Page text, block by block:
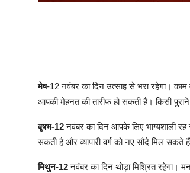
मेष-12 नवंबर का दिन उत्साह से भरा रहेगा।
आपकी मेहनत की तारीफ हो सकती है। किसी पुराने
वृषभ-12नवंबर का दिन आपके लिए भाग्यशाली
सकती है और व्यापारी वर्ग को नए सौदे मिल
मिथुन-12नवंबर का दिन थोड़ा मिश्रित